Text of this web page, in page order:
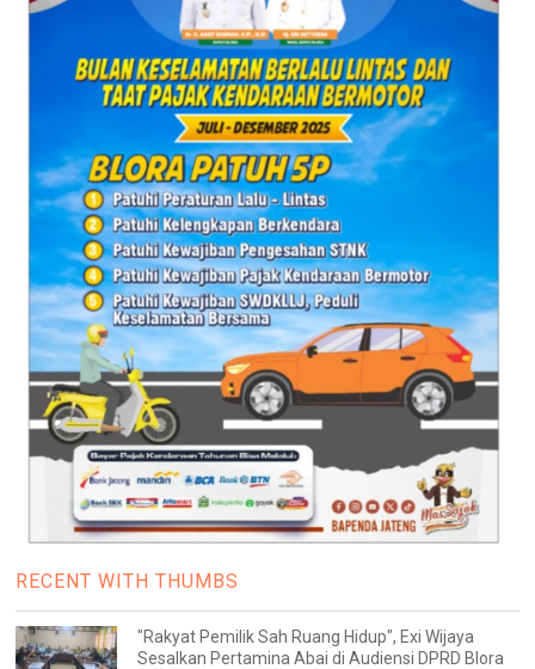
RECENT WITH THUMBS
"Rakyat Pemilik Sah Ruang Hidup", Exi Wijaya
Sesalkan Pertamina Abai di Audiensi DPRD Blora